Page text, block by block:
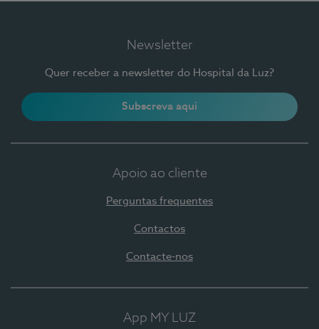
Newsletter
Quer receber a newsletter do Hospital da Luz?
Subscreva aqui
Apoio ao cliente
Perguntas frequentes
Contactos
Contacte-nos
App MY LUZ